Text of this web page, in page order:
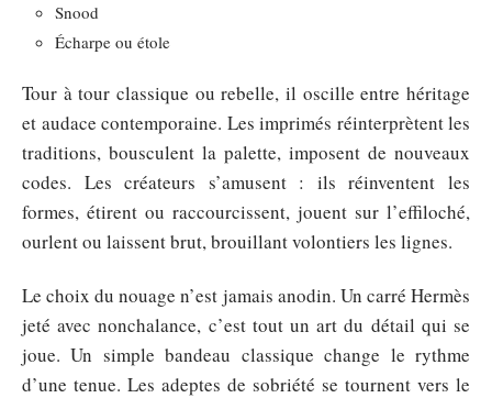
Snood
Écharpe ou étole
Tour à tour classique ou rebelle, il oscille entre héritage
et audace contemporaine. Les imprimés réinterprètent les
traditions, bousculent la palette, imposent de nouveaux
codes. Les créateurs s’amusent : ils réinventent les
formes, étirent ou raccourcissent, jouent sur l’effiloché,
ourlent ou laissent brut, brouillant volontiers les lignes.
Le choix du nouage n’est jamais anodin. Un carré Hermès
jeté avec nonchalance, c’est tout un art du détail qui se
joue. Un simple bandeau classique change le rythme
d’une tenue. Les adeptes de sobriété se tournent vers le